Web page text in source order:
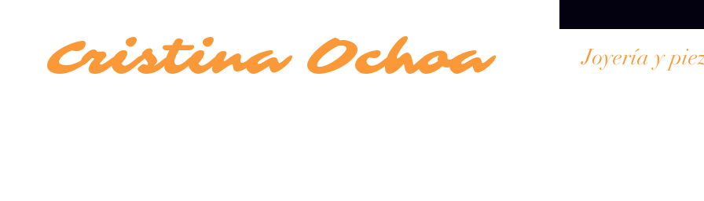
Cristina Ochoa Joyería y